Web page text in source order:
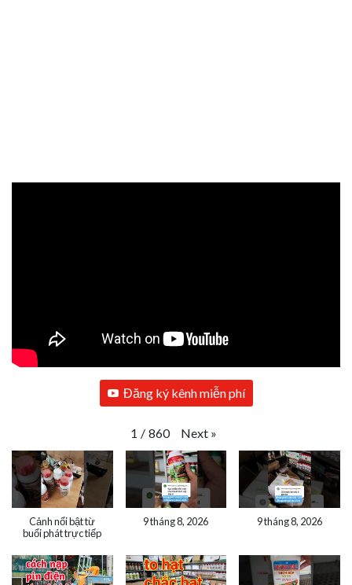
Đăng ký kênh miễn phí
1 / 860 Next »
Cảnh nổi bật từ
buổi phát trực tiếp
9 tháng 8, 2026 9 tháng 8, 2026